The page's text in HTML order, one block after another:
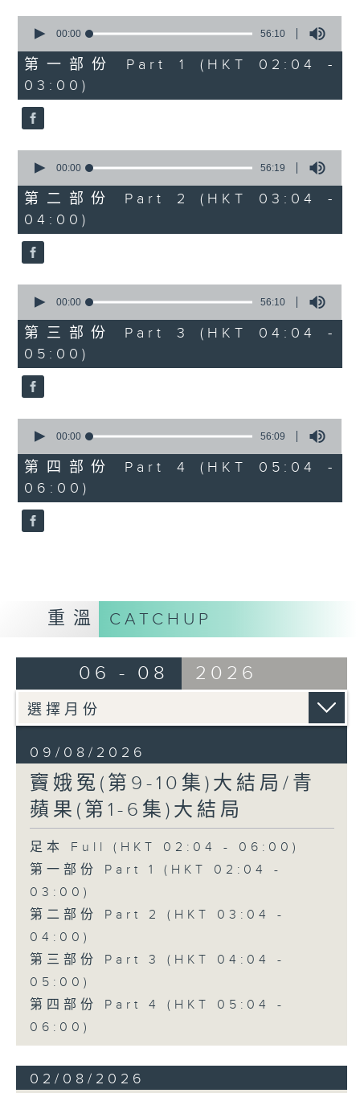
seconds
56
minutes,
10
seconds
00:00 56:10
第一部份 Part 1 (HKT 02:04 -
03:00)
seconds
56
minutes,
19
seconds
00:00 56:19
第二部份 Part 2 (HKT 03:04 -
04:00)
seconds
56
minutes,
10
seconds
00:00 56:10
第三部份 Part 3 (HKT 04:04 -
05:00)
seconds
56
minutes,
9
seconds
00:00 56:09
第四部份 Part 4 (HKT 05:04 -
06:00)
重溫 CATCHUP
06 - 08 2026
09/08/2026
竇娥冤(第9-10集)大結局/青
蘋果(第1-6集)大結局
足本 Full (HKT 02:04 - 06:00)
第一部份 Part 1 (HKT 02:04 -
03:00)
第二部份 Part 2 (HKT 03:04 -
04:00)
第三部份 Part 3 (HKT 04:04 -
05:00)
第四部份 Part 4 (HKT 05:04 -
06:00)
02/08/2026